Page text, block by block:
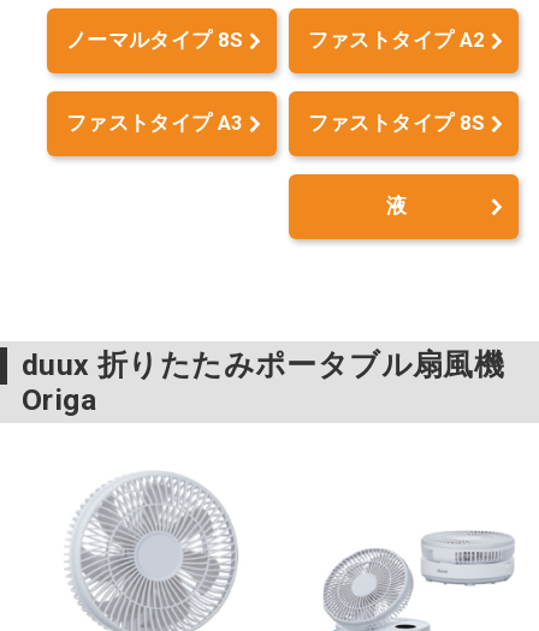
ノーマルタイプ 8S ファストタイプ A2
ファストタイプ A3 ファストタイプ 8S
液
duux 折りたたみポータブル扇風機
Origa